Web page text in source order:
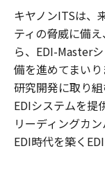
キヤノンITSは、
ティの脅威に備
ら、EDI-Master
備を進めてまい
研究開発に取り
EDIシステムを提
リーディングカ
EDI時代を築く